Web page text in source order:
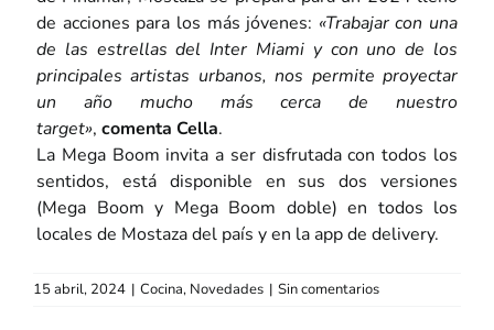
de acciones para los más jóvenes: «Trabajar con una
de las estrellas del Inter Miami y con uno de los
principales artistas urbanos, nos permite proyectar
un año mucho más cerca de nuestro
target», comenta Cella.
La Mega Boom invita a ser disfrutada con todos los
sentidos, está disponible en sus dos versiones
(Mega Boom y Mega Boom doble) en todos los
locales de Mostaza del país y en la app de delivery.
15 abril, 2024 | Cocina, Novedades | Sin comentarios